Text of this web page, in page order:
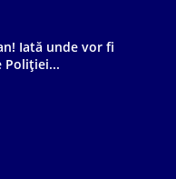
Iată unde vor fi
Poliției...